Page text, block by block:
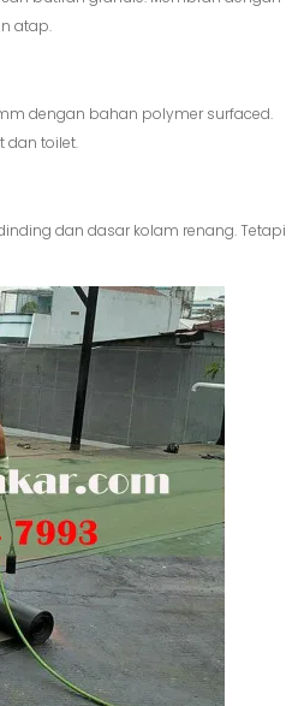
atap.
dengan bahan polymer surfaced.
dan toilet.
dan dasar kolam renang. Tetapi